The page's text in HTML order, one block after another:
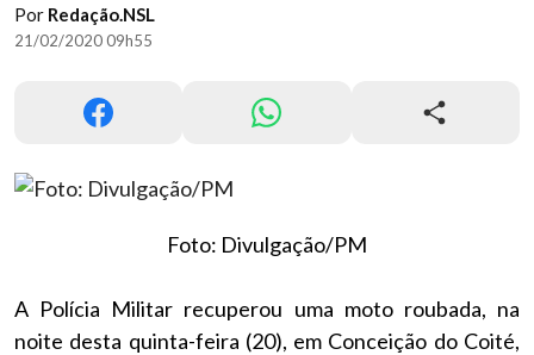
Por Redação.NSL
21/02/2020 09h55
Foto: Divulgação/PM
A Polícia Militar recuperou uma moto roubada, na
noite desta quinta-feira (20), em Conceição do Coité,